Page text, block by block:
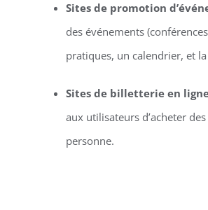
Sites de promotion
des événements
pratiques, un calendrier, et
Sites de billetterie en
aux utilisateurs d’acheter
personne.